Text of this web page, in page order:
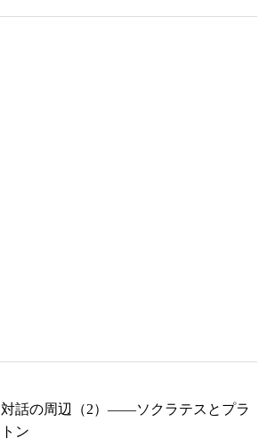
対話の周辺（2）――ソクラテスとプラ
トン